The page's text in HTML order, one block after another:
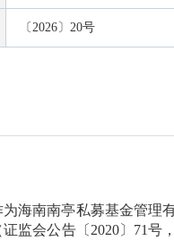
〔2026〕20号
为海南南亭私募基金管理
监会公告〔2020〕71号